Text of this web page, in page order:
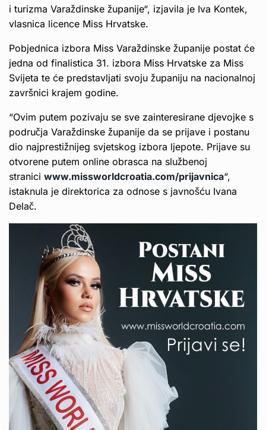
i turizma Varaždinske županije“, izjavila je Iva Kontek,
vlasnica licence Miss Hrvatske.
Pobjednica izbora Miss Varaždinske županije postat će
jedna od finalistica 31. izbora Miss Hrvatske za Miss
Svijeta te će predstavljati svoju županiju na nacionalnoj
završnici krajem godine.
“Ovim putem pozivaju se sve zainteresirane djevojke s
područja Varaždinske županije da se prijave i postanu
dio najprestižnijeg svjetskog izbora ljepote. Prijave su
otvorene putem online obrasca na službenoj
stranici www.missworldcroatia.com/prijavnica“,
istaknula je direktorica za odnose s javnošću Ivana
Delač.